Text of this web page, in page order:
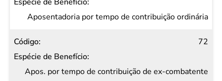
Aposentadoria por tempo de contribuição ordinária
72
Apos. por tempo de contribuição de ex-combatente